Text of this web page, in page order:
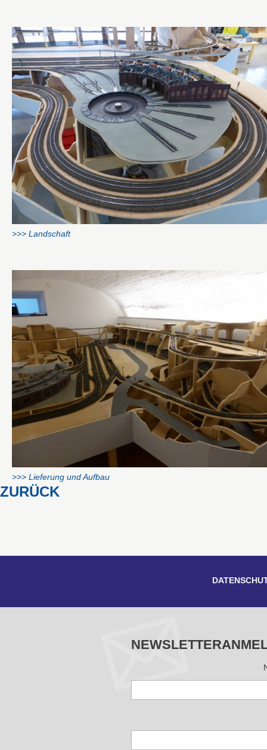
>>> Landschaft
>>> Lieferung und Aufbau
ZURÜCK